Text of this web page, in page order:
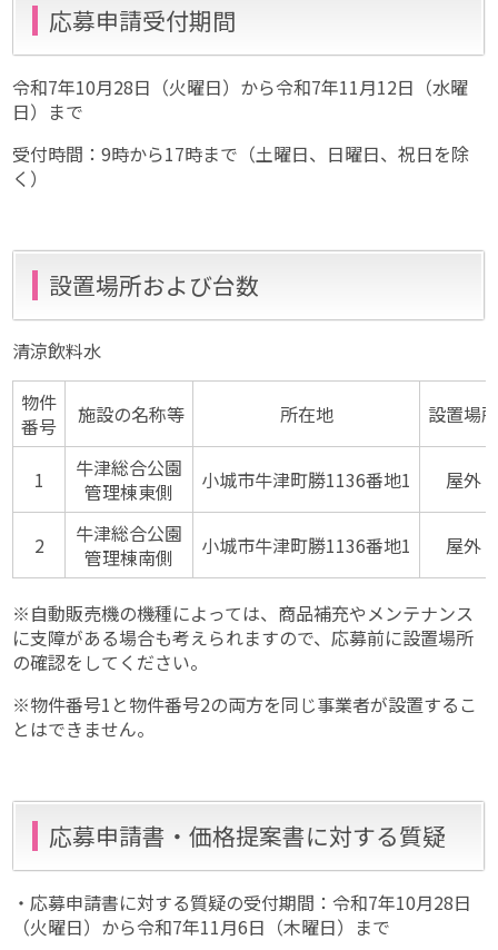
応募申請受付期間
令和7年10月28日（火曜日）から令和7年11月12日（水曜
日）まで
受付時間：9時から17時まで（土曜日、日曜日、祝日を除
く）
設置場所および台数
清涼飲料水
物件
番号
施設の名称等 所在地 設置場
1
牛津総合公園
管理棟東側
小城市牛津町勝1136番地1 屋外
2
牛津総合公園
管理棟南側
小城市牛津町勝1136番地1 屋外
※自動販売機の機種によっては、商品補充やメンテナンス
に支障がある場合も考えられますので、応募前に設置場所
の確認をしてください。
※物件番号1と物件番号2の両方を同じ事業者が設置するこ
とはできません。
応募申請書・価格提案書に対する質疑
・応募申請書に対する質疑の受付期間：令和7年10月28日
（火曜日）から令和7年11月6日（木曜日）まで